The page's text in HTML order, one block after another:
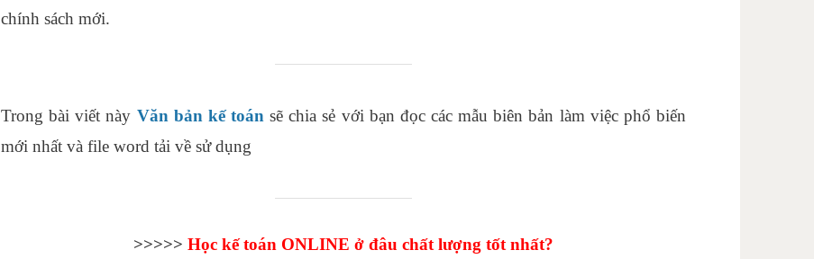
chính sách mới.
Trong bài viết này Văn bản kế toán sẽ chia sẻ với bạn đọc các mẫu biên bản làm việc phổ biến
mới nhất và file word tải về sử dụng
>>>>> Học kế toán ONLINE ở đâu chất lượng tốt nhất?